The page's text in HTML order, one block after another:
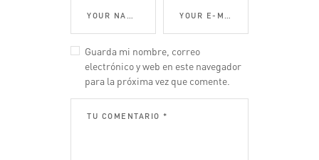
Guarda mi nombre, correo
electrónico y web en este navegador
para la próxima vez que comente.